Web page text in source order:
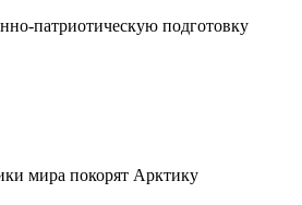
патриотическую подготовку
мира покорят Арктику